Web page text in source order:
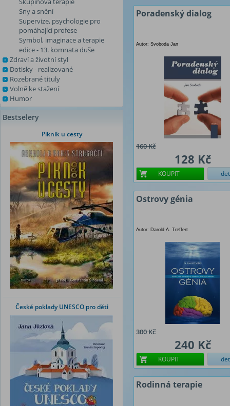
Sny a snění
Supervize, psychologie pro
pomáhající profese
Symbol, imaginace a terapie
edice - 13. komnata duše
Zdraví a životní styl
Dotisky - realizované
Rozebrané tituly
Volně ke stažení
Humor
Bestselery
Piknik u cesty
České poklady UNESCO pro děti
Poradenský dialog
Autor: Svoboda Jan
160 Kč
128 Kč
KOUPIT
Ostrovy génia
Autor: Darold A. Treffert
300 Kč
240 Kč
KOUPIT
Rodinná terapie